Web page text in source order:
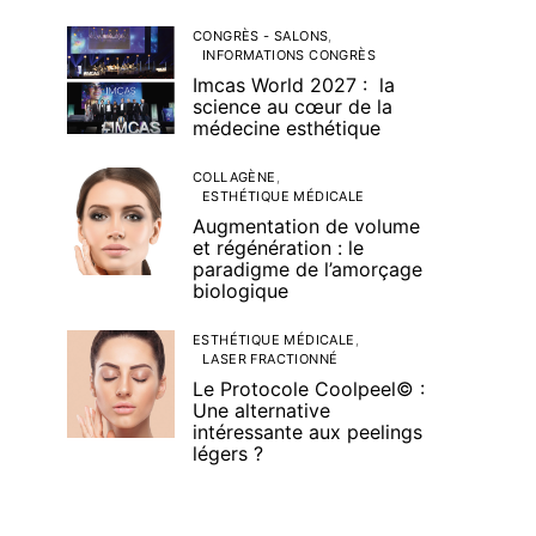
CONGRÈS - SALONS
INFORMATIONS CONGRÈS
Imcas World 2027 : la
science au cœur de la
médecine esthétique
COLLAGÈNE
ESTHÉTIQUE MÉDICALE
Augmentation de volume
et régénération : le
paradigme de l’amorçage
biologique
ESTHÉTIQUE MÉDICALE
LASER FRACTIONNÉ
Le Protocole Coolpeel© :
Une alternative
intéressante aux peelings
légers ?